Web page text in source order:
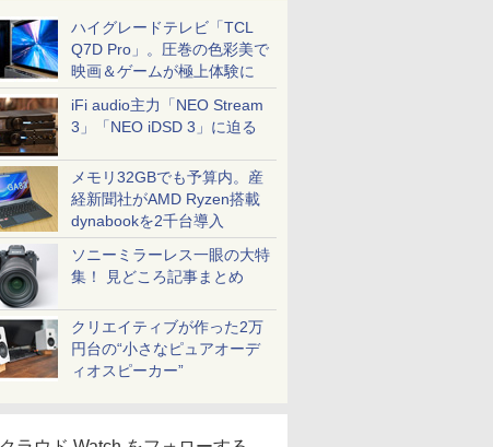
ハイグレードテレビ「TCL
Q7D Pro」。圧巻の色彩美で
映画＆ゲームが極上体験に
iFi audio主力「NEO Stream
3」「NEO iDSD 3」に迫る
メモリ32GBでも予算内。産
経新聞社がAMD Ryzen搭載
dynabookを2千台導入
ソニーミラーレス一眼の大特
集！ 見どころ記事まとめ
クリエイティブが作った2万
円台の“小さなピュアオーデ
ィオスピーカー”